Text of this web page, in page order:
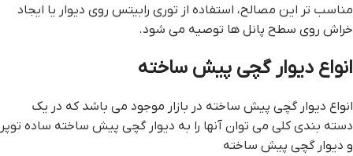
مناسب تر این مصالح، استفاده از توری رابیتس روی دیوار یا ایجاد
خراش روی سطح پانل ها توصیه می شود.
انواع دیوار گچی پیش ساخته
انواع دیوار گچی پیش ساخته در بازار موجود می باشد که در یک
دسته بندی کلی می توان آنها را به دیوار گچی پیش ساخته ساده توپر
و دیوار گچی پیش ساخته